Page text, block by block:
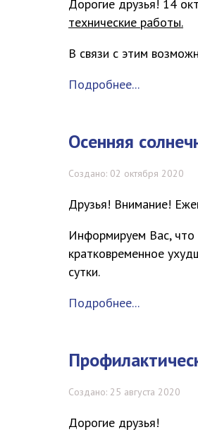
Дорогие друзья! 14
технические работы.
В связи с этим
Подробнее...
Осенняя
Создано: 02 октября 2020
Друзья! Внимание!
Информируем Вас, что
кратковременное
сутки.
Подробнее...
Создано: 25 августа 2020
Дорогие друзья!